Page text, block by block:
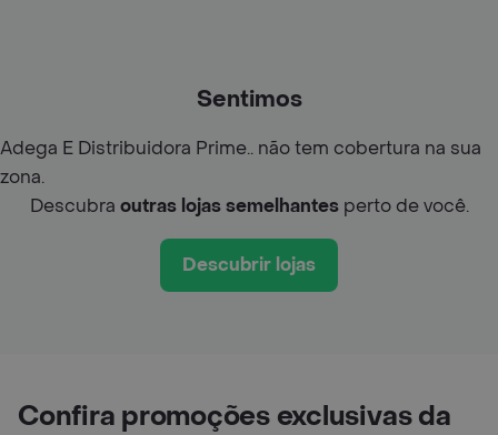
Sentimos
Adega E Distribuidora Prime.. não tem cobertura na sua
zona.
Descubra outras lojas semelhantesperto de você.
Descubrir lojas
Confira promoções exclusivas da